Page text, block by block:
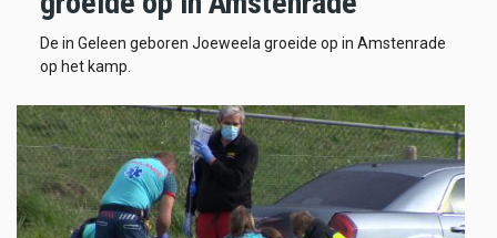
De in Geleen geboren Joeweela groeide op in Amstenrade
op het kamp.